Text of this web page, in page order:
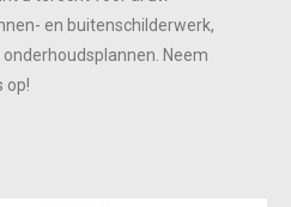
en buitenschilderwerk,
Neem
op!